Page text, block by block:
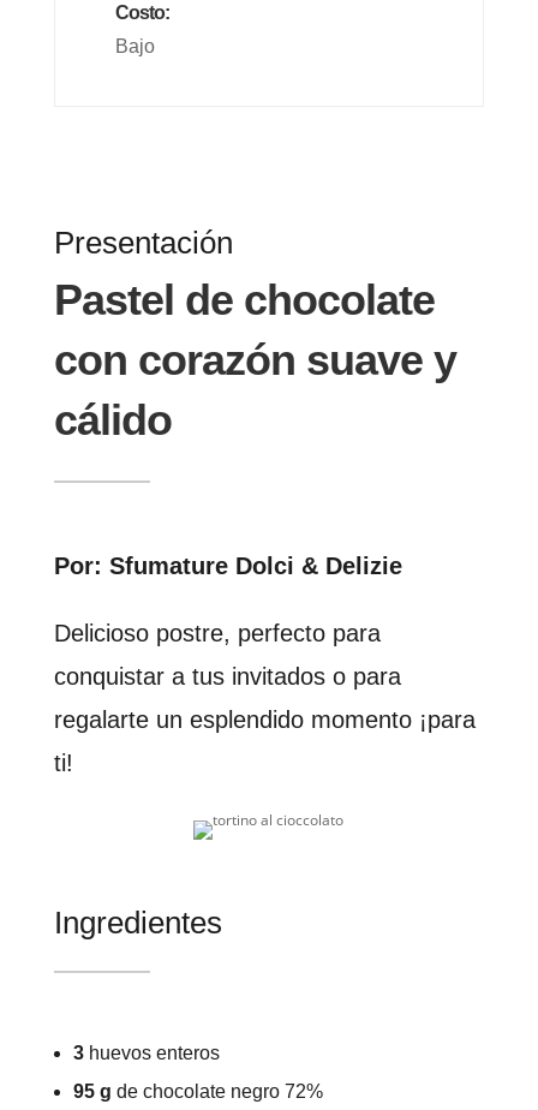
Costo:
Bajo
Presentación
Pastel de chocolate
con corazón suave y
cálido
Por: Sfumature Dolci & Delizie
Delicioso postre, perfecto para
conquistar a tus invitados o para
regalarte un esplendido momento ¡para
ti!
Ingredientes
3huevos enteros
95 g de chocolate negro 72%